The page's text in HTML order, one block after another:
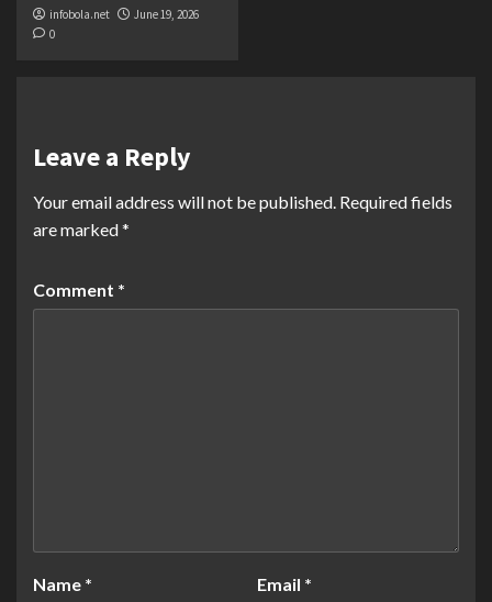
infobola.net
June 19, 2026
0
Leave a Reply
Your email address will not be published. Required fields
are marked*
Comment *
Name * Email *